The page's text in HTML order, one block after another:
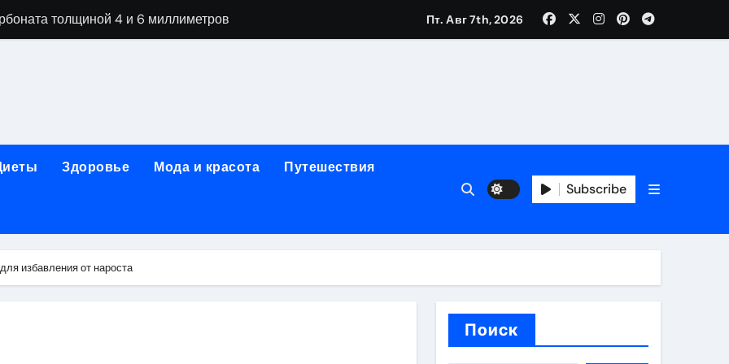
толщиной 4 и 6 миллиметров
этапы детоксикации и реабилитации
Новгороде: как выбрать надёжного помощника в трудный час
помощь при первичном обращении к наркологу
зависимости
Пт. Авг 7th, 2026
Здоровье Мода и красота Путешествия
Subscribe
избавления от нароста
Поиск